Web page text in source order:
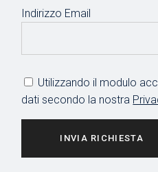
Indirizzo Email
Utilizzando il modulo
dati secondo la nostra
INVIA RICHIESTA